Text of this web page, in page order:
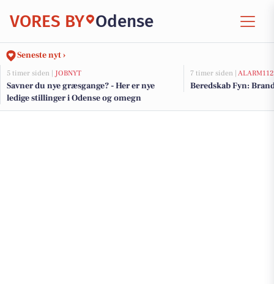
VORES BY Odense
Seneste nyt ›
5 timer siden | JOBNYT
Savner du nye græsgange? - Her er nye
ledige stillinger i Odense og omegn
7 timer siden | ALARM112
Beredskab Fyn: